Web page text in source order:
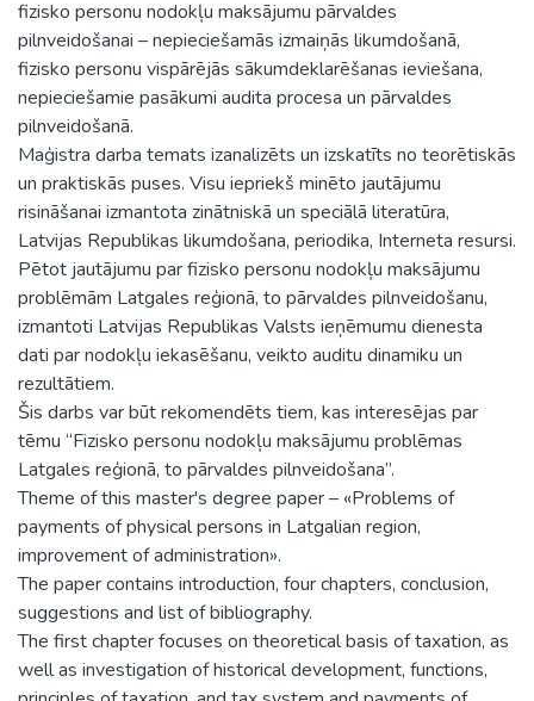
fizisko personu nodokļu maksājumu pārvaldes
pilnveidošanai – nepieciešamās izmaiņās likumdošanā,
fizisko personu vispārējās sākumdeklarēšanas ieviešana,
nepieciešamie pasākumi audita procesa un pārvaldes
pilnveidošanā.
Maģistra darba temats izanalizēts un izskatīts no teorētiskās
un praktiskās puses. Visu iepriekš minēto jautājumu
risināšanai izmantota zinātniskā un speciālā literatūra,
Latvijas Republikas likumdošana, periodika, Interneta resursi.
Pētot jautājumu par fizisko personu nodokļu maksājumu
problēmām Latgales reģionā, to pārvaldes pilnveidošanu,
izmantoti Latvijas Republikas Valsts ieņēmumu dienesta
dati par nodokļu iekasēšanu, veikto auditu dinamiku un
rezultātiem.
Šis darbs var būt rekomendēts tiem, kas interesējas par
tēmu “Fizisko personu nodokļu maksājumu problēmas
Latgales reģionā, to pārvaldes pilnveidošana”.
Theme of this master's degree paper – «Problems of
payments of physical persons in Latgalian region,
improvement of administration».
The paper contains introduction, four chapters, conclusion,
suggestions and list of bibliography.
The first chapter focuses on theoretical basis of taxation, as
well as investigation of historical development, functions,